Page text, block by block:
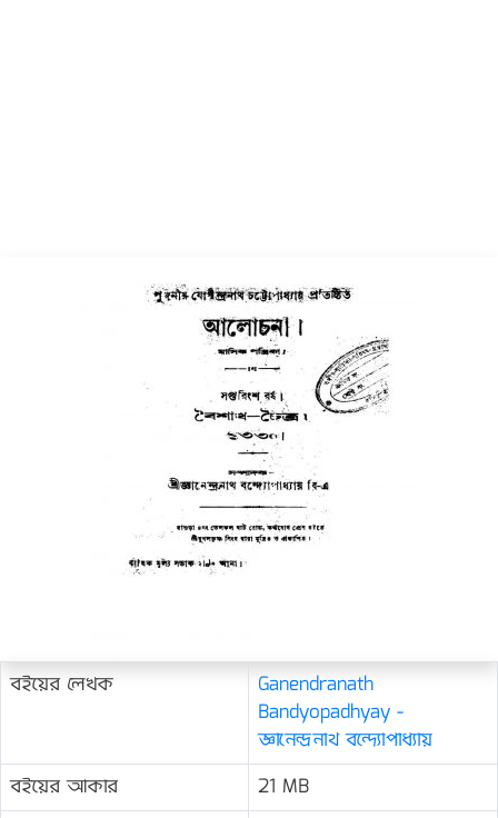
বইয়ের লেখক
Ganendranath
Bandyopadhyay -
জ্ঞানেন্দ্রনাথ বন্দ্যোপাধ্যায়
বইয়ের আকার
21 MB